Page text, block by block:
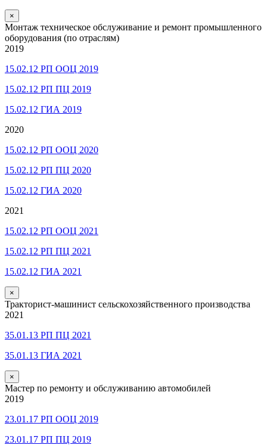
×
Монтаж техническое обслуживание и ремонт промышленного
оборудования (по отраслям)
2019
15.02.12 РП ООЦ 2019
15.02.12 РП ПЦ 2019
15.02.12 ГИА 2019
2020
15.02.12 РП ООЦ 2020
15.02.12 РП ПЦ 2020
15.02.12 ГИА 2020
2021
15.02.12 РП ООЦ 2021
15.02.12 РП ПЦ 2021
15.02.12 ГИА 2021
×
Тракторист-машинист сельскохозяйственного производства
2021
35.01.13 РП ПЦ 2021
35.01.13 ГИА 2021
×
Мастер по ремонту и обслуживанию автомобилей
2019
23.01.17 РП ООЦ 2019
23.01.17 РП ПЦ 2019